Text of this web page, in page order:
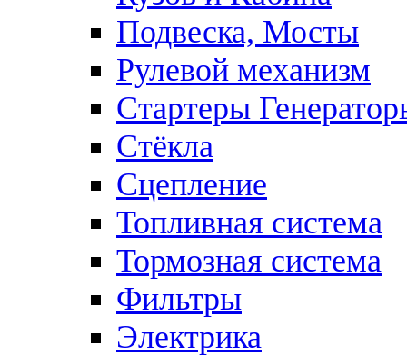
Подвеска, Мосты
Рулевой механизм
Стартеры
Стёкла
Сцепление
Топливная система
Тормозная система
Фильтры
Электрика